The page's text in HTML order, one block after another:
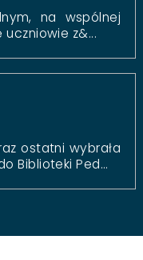
na wspólnej
z&...
ostatni wybrała
Biblioteki Ped...